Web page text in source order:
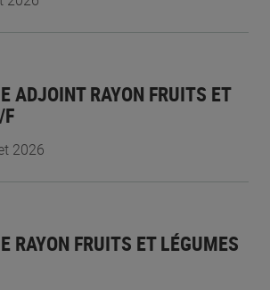
ADJOINT RAYON FRUITS ET
2026
RAYON FRUITS ET LÉGUMES